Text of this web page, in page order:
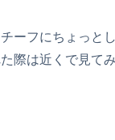
ーフにちょっと
際は近くで見て